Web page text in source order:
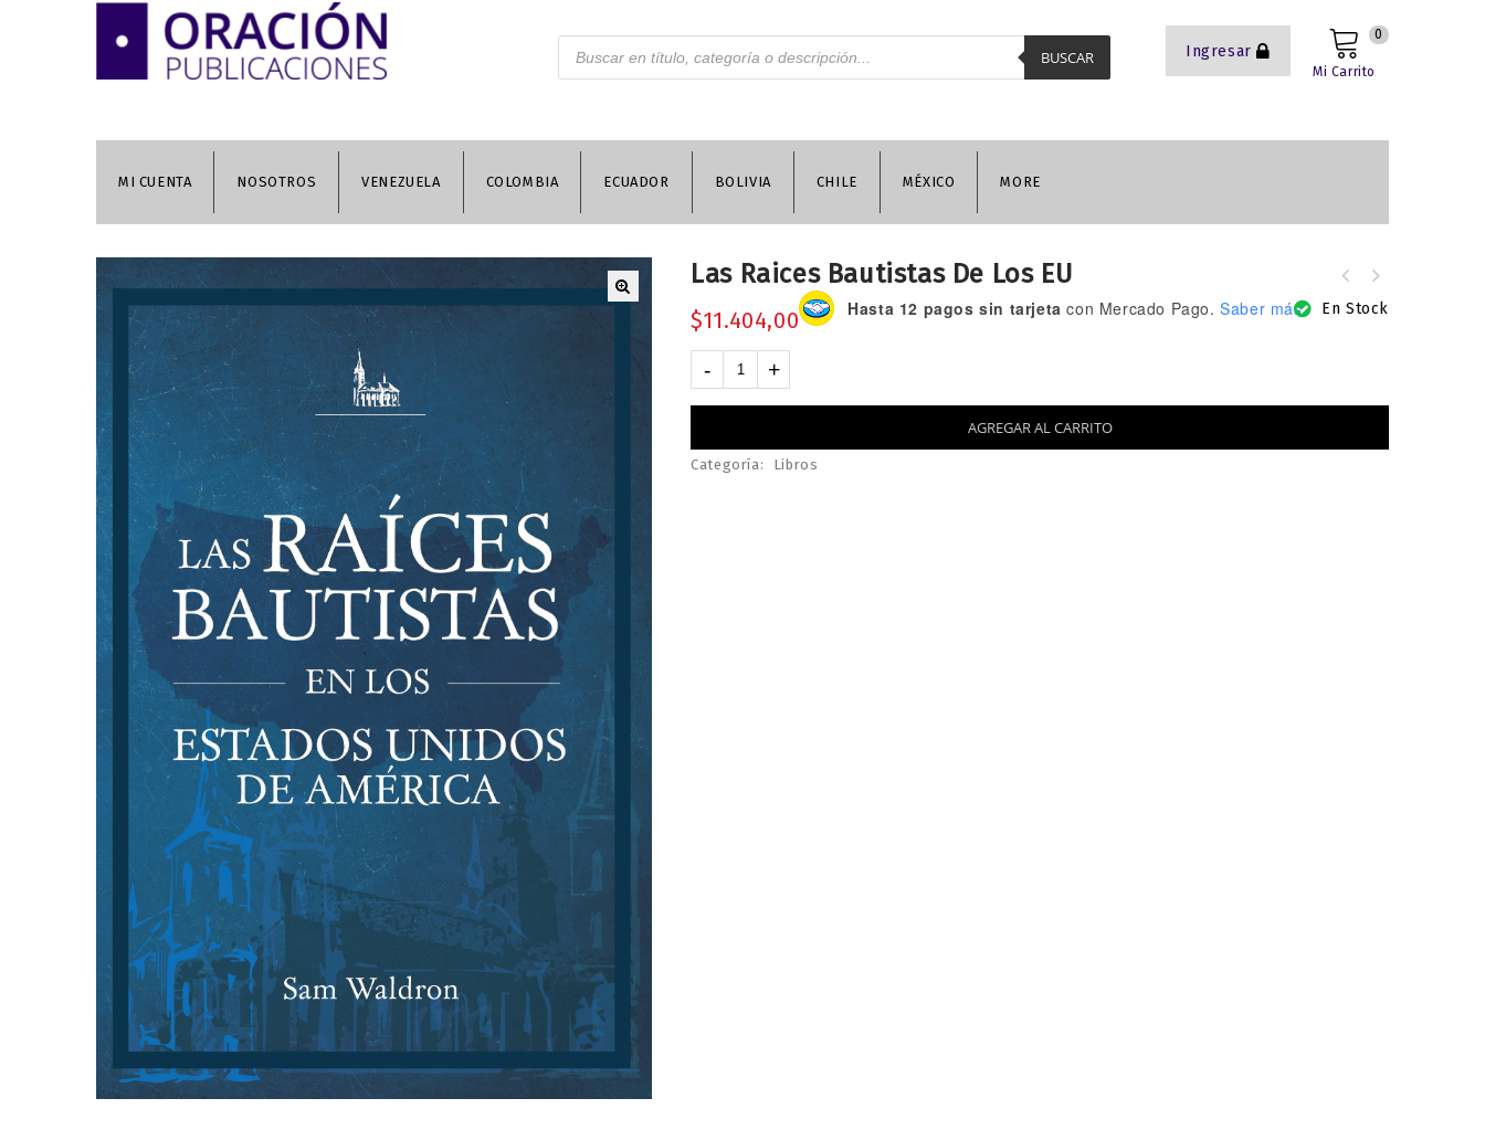
Ingresar
Mi Carrito
0
BUSCAR
MI CUENTA NOSOTROS VENEZUELA COLOMBIA ECUADOR BOLIVIA CHILE MÉXICO MORE
Las Raices Bautistas De Los EU
$11.404,00 En Stock
Hasta 12 pagos sin tarjeta con Mercado Pago. Saber más
AGREGAR AL CARRITO
Categoría: Libros